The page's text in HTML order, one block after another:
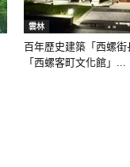
雲林
百年歷史建築「西螺街
「西螺客町文化館」...